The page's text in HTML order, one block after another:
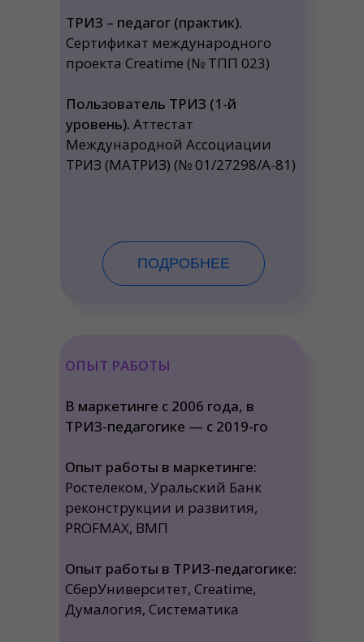
ОПЫТ РАБОТЫ
В маркетинге с 2006 года, в
ТРИЗ-педагогике — с 2019-го
Опыт работы в маркетинге:
Ростелеком, Уральский Банк
реконструкции и развития,
PROFMAX, ВМП
Опыт работы в ТРИЗ-педагогике:
СберУниверситет, Creatime,
Думалогия, Систематика
ТРИЗ – педагог (практик).
Сертификат международного
проекта Creatime (№ ТПП 023)
Пользователь ТРИЗ (1-й
уровень). Аттестат
Международной Ассоциации
ТРИЗ (МАТРИЗ) (№ 01/27298/А-81)
ПОДРОБНЕЕ